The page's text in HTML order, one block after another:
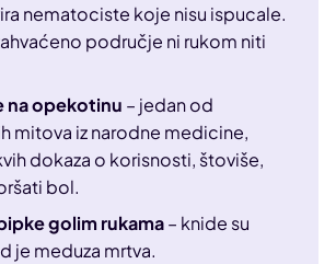
nematociste koje nisu ispucale.
područje ni rukom niti
na opekotinu – jedan od
mitova iz narodne medicine,
dokaza o korisnosti, štoviše,
bol.
golim rukama– knide su
je meduza mrtva.